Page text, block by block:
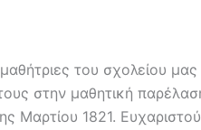
του σχολείου μας
στην μαθητική
Μαρτίου 1821.